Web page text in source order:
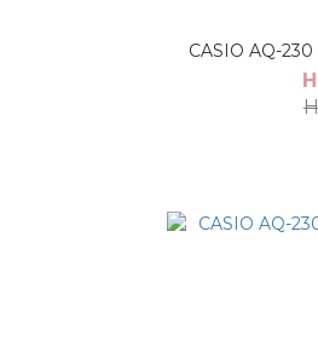
CASIO AQ-230